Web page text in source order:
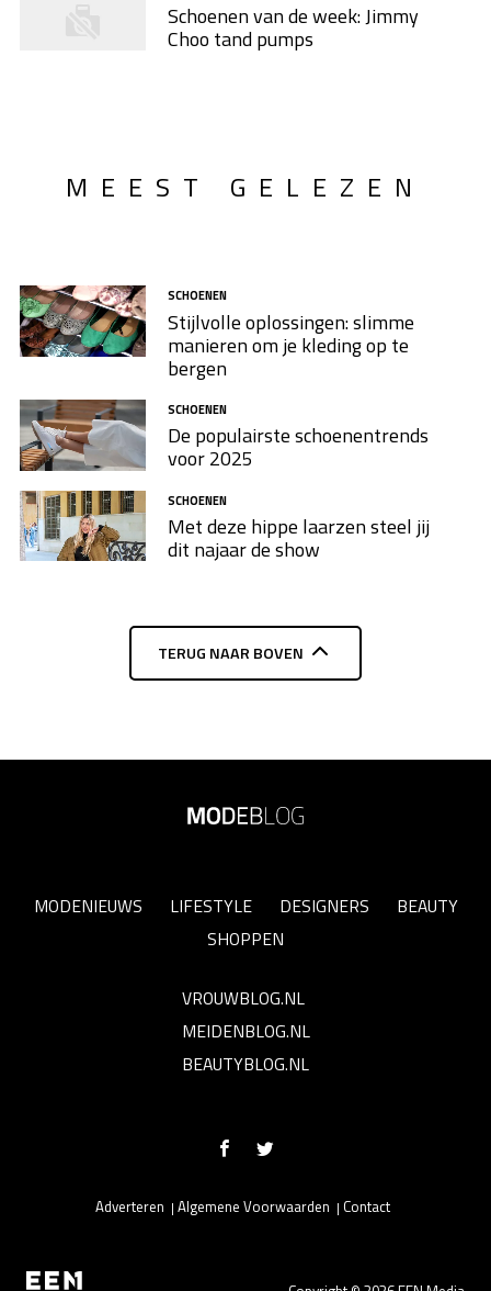
Schoenen van de week: Jimmy
Choo tand pumps
MEEST GELEZEN
SCHOENEN
Stijlvolle oplossingen: slimme
manieren om je kleding op te
bergen
SCHOENEN
De populairste schoenentrends
voor 2025
SCHOENEN
Met deze hippe laarzen steel jij
dit najaar de show
TERUG NAAR BOVEN
MODENIEUWS LIFESTYLE DESIGNERS
BEAUTY
SHOPPEN
VROUWBLOG.NL
MEIDENBLOG.NL
BEAUTYBLOG.NL
Adverteren Algemene Voorwaarden Contact